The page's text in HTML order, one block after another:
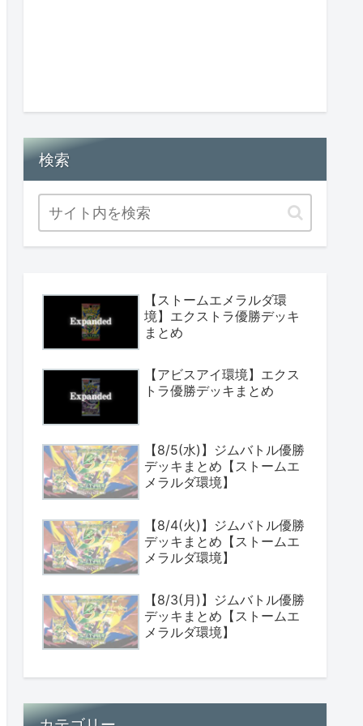
検索
【ストームエメラルダ環
境】エクストラ優勝デッキ
まとめ
【アビスアイ環境】エクス
トラ優勝デッキまとめ
【8/5(水)】ジムバトル優勝
デッキまとめ【ストームエ
メラルダ環境】
【8/4(火)】ジムバトル優勝
デッキまとめ【ストームエ
メラルダ環境】
【8/3(月)】ジムバトル優勝
デッキまとめ【ストームエ
メラルダ環境】